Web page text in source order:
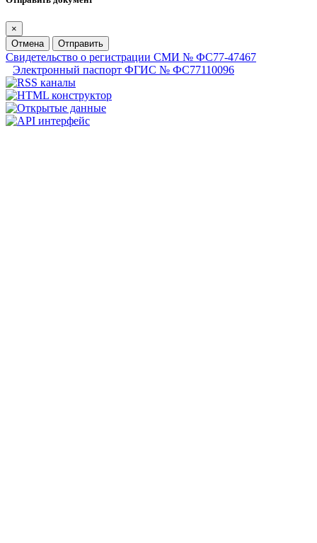
×
Отмена
Отправить
Свидетельство о регистрации СМИ № ФС77-47467
Электронный паспорт ФГИС № ФС77110096